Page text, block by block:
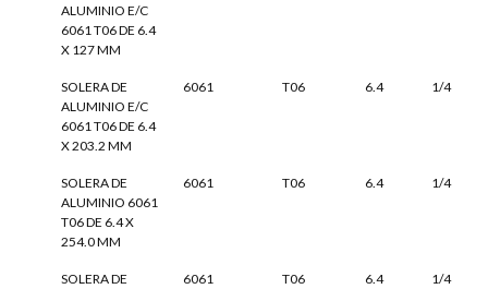
ALUMINIO E/C
6061 T06 DE 6.4
X 127 MM
SOLERA DE
ALUMINIO E/C
6061 T06 DE 6.4
X 203.2 MM
6061 T06 6.4 1/4
SOLERA DE
ALUMINIO 6061
T06 DE 6.4 X
254.0 MM
6061 T06 6.4 1/4
SOLERA DE
6061 T06 6.4 1/4